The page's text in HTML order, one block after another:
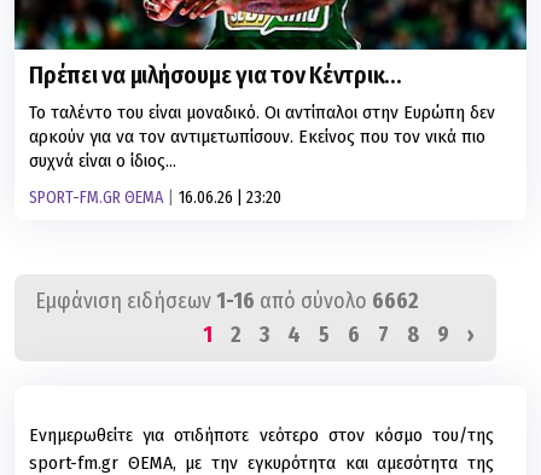
Πρέπει να μιλήσουμε για τον Κέντρικ…
Το ταλέντο του είναι μοναδικό. Οι αντίπαλοι στην Ευρώπη δεν
αρκούν για να τον αντιμετωπίσουν. Εκείνος που τον νικά πιο
συχνά είναι ο ίδιος...
SPORT-FM.GR ΘΕΜΑ 16.06.26 | 23:20
Εμφάνιση ειδήσεων1-16 από σύνολο 6662
1
2 3 4 5 6 7 8 9 ›
Ενημερωθείτε για οτιδήποτε νεότερο στον κόσμο του/της
sport-fm.gr ΘΕΜΑ, με την εγκυρότητα και αμεσότητα της